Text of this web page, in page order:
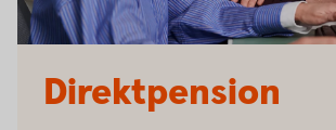
Direktpension